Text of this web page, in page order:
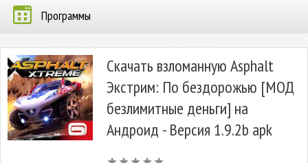
Программы
Скачать взломанную Asphalt
Экстрим: По бездорожью [МОД
безлимитные деньги] на
Андроид - Версия 1.9.2b apk